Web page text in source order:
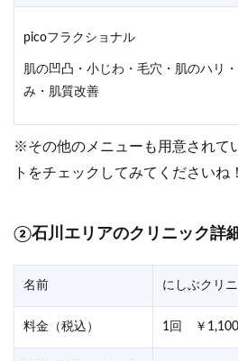
picoフラクショナル
肌の凹凸・小じわ・毛穴・肌のハリ
み・肌質改善
※その他のメニューも用意されて
トをチェックしてみてくださいね！
②石川エリアのクリニック詳
名前 にしぶクリ
料金（税込） 1回 ￥1,100